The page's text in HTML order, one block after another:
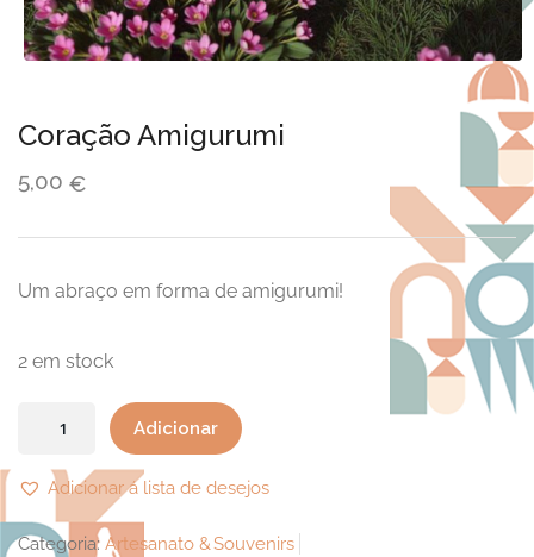
Coração Amigurumi
5,00 €
Um abraço em forma de amigurumi!
2 em stock
Quantidade
Coração
Amigurumi
Adicionar
Adicionar á lista de desejos
Categoria: Artesanato & Souvenirs